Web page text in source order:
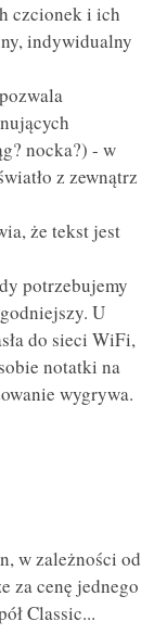
czcionek i ich
indywidualny
nocka?) - w
z zewnątrz
że tekst jest
potrzebujemy
U
do sieci WiFi,
notatki na
wygrywa.
w zależności od
za cenę jednego
Classic...